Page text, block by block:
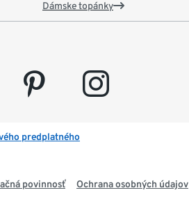
Dámske topánky
pinterest instagram
predplatného
povinnosť Ochrana osobných údajov